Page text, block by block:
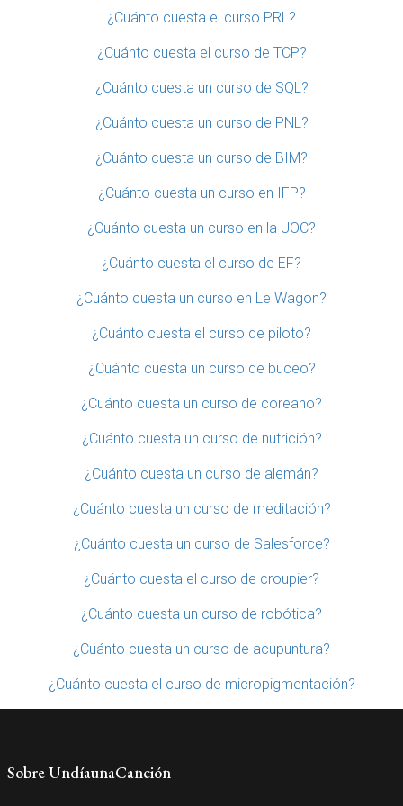
¿Cuánto cuesta el curso PRL?
¿Cuánto cuesta el curso de TCP?
¿Cuánto cuesta un curso de SQL?
¿Cuánto cuesta un curso de PNL?
¿Cuánto cuesta un curso de BIM?
¿Cuánto cuesta un curso en IFP?
¿Cuánto cuesta un curso en la UOC?
¿Cuánto cuesta el curso de EF?
¿Cuánto cuesta un curso en Le Wagon?
¿Cuánto cuesta el curso de piloto?
¿Cuánto cuesta un curso de buceo?
¿Cuánto cuesta un curso de coreano?
¿Cuánto cuesta un curso de nutrición?
¿Cuánto cuesta un curso de alemán?
¿Cuánto cuesta un curso de meditación?
¿Cuánto cuesta un curso de Salesforce?
¿Cuánto cuesta el curso de croupier?
¿Cuánto cuesta un curso de robótica?
¿Cuánto cuesta un curso de acupuntura?
¿Cuánto cuesta el curso de micropigmentación?
Sobre UndíaunaCanción